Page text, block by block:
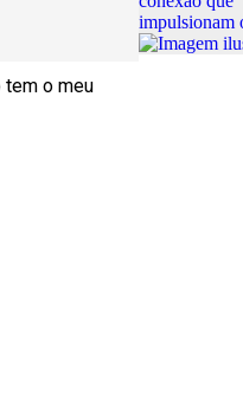
tem o meu